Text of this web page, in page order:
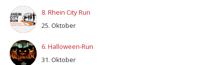
8. Rhein City Run
25. Oktober
6. Halloween-Run
31. Oktober